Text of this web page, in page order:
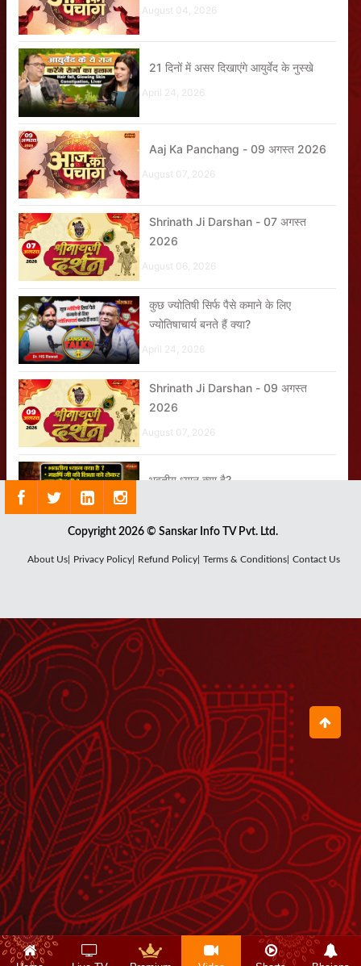
August 04, 2026
21 दिनों में असर दिखाएंगे आयुर्वेद के नुस्खे
April 24, 2026
Aaj Ka Panchang - 09 अगस्त 2026
August 07, 2026
Shrinath Ji Darshan - 07 अगस्त
2026
August 06, 2026
कुछ ज्योतिषी सिर्फ पैसे कमाने के लिए
ज्योतिषाचार्य बनते हैं क्या?
April 24, 2026
Shrinath Ji Darshan - 09 अगस्त
2026
August 07, 2026
भवतीय ध्यान क्या है?
हिंदू नववर्ष 2026 Prediction, 3 राशि वाले
Shrinath Ji Darshan - 04 अगस्त
2026
August 03, 2026
Aaj Ka Panchang - 07 अगस्त 2026
August 06, 2026
Aaj Ka Panchang - 06 अगस्त 2026
August 05, 2026
Shrinath Ji Darshan - 06 अगस्त
2026
August 05, 2026
Copyright 2026 © Sanskar Info TV Pvt. Ltd.
About Us| Privacy Policy| Refund Policy| Terms & Conditions| Contact Us